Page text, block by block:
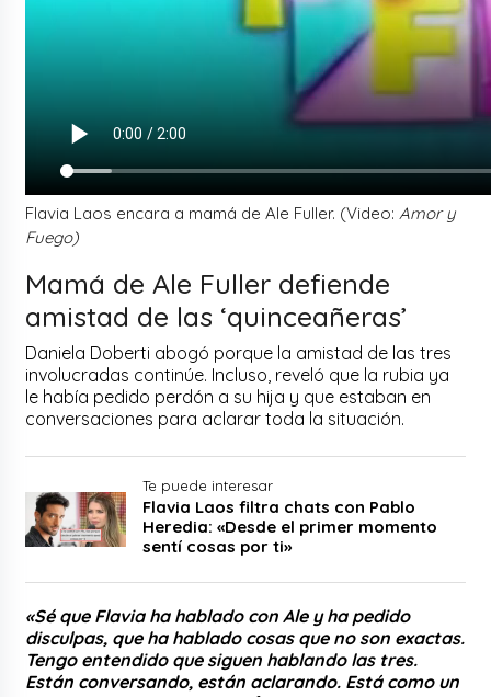
Flavia Laos encara a mamá de Ale Fuller. (Video:Amor y
Fuego)
Mamá de Ale Fuller defiende
amistad de las ‘quinceañeras’
Daniela Doberti abogó porque la amistad de las tres
involucradas continúe. Incluso, reveló que la rubia ya
le había pedido perdón a su hija y que estaban en
conversaciones para aclarar toda la situación.
Te puede interesar
Flavia Laos filtra chats con Pablo
Heredia: «Desde el primer momento
sentí cosas por ti»
«Sé que Flavia ha hablado con Ale y ha pedido
disculpas, que ha hablado cosas que no son exactas.
Tengo entendido que siguen hablando las tres.
Están conversando, están aclarando. Está como un